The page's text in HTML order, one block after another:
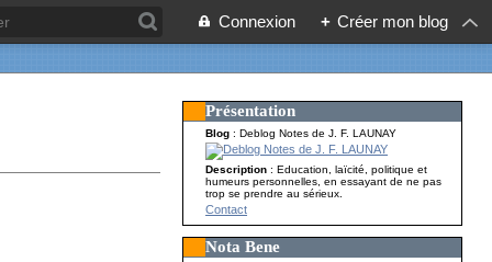
Connexion + Créer mon blog
Présentation
Blog : Deblog Notes de J. F. LAUNAY
Description: Education, laïcité, politique et
humeurs personnelles, en essayant de ne pas
trop se prendre au sérieux.
Contact
Nota Bene